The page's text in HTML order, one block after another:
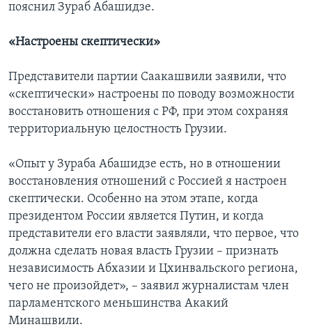
пояснил Зураб Абашидзе.
«Настроены скептически»
Представители партии Саакашвили заявили, что
«скептически» настроены по поводу возможности
восстановить отношения с РФ, при этом сохраняя
территориальную целостность Грузии.
«Опыт у Зураба Абашидзе есть, но в отношении
восстановления отношений с Россией я настроен
скептически. Особенно на этом этапе, когда
президентом России является Путин, и когда
представители его власти заявляли, что первое, что
должна сделать новая власть Грузии – признать
независимость Абхазии и Цхинвальского региона,
чего не произойдет», – заявил журналистам член
парламентского меньшинства Акакий
Минашвили.